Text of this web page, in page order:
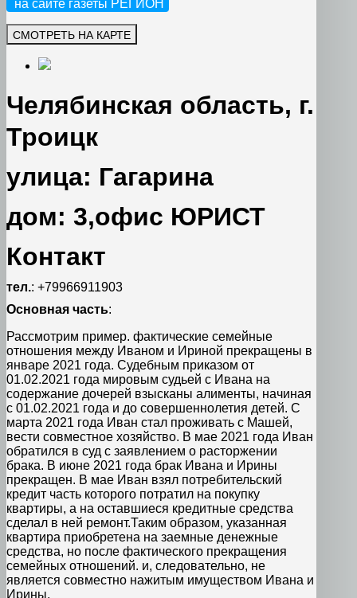
на сайте газеты РЕГИОН
Челябинская область, г.
Троицк
улица: Гагарина
дом: 3,офис ЮРИСТ
Контакт
тел.: +79966911903
Основная часть:
Рассмотрим пример. фактические семейные
отношения между Иваном и Ириной прекращены в
январе 2021 года. Судебным приказом от
01.02.2021 года мировым судьей с Ивана на
содержание дочерей взысканы алименты, начиная
с 01.02.2021 года и до совершеннолетия детей. С
марта 2021 года Иван стал проживать с Машей,
вести совместное хозяйство. В мае 2021 года Иван
обратился в суд с заявлением о расторжении
брака. В июне 2021 года брак Ивана и Ирины
прекращен. В мае Иван взял потребительский
кредит часть которого потратил на покупку
квартиры, а на оставшиеся кредитные средства
сделал в ней ремонт.Таким образом, указанная
квартира приобретена на заемные денежные
средства, но после фактического прекращения
семейных отношений. и, следовательно, не
является совместно нажитым имуществом Ивана и
Ирины.